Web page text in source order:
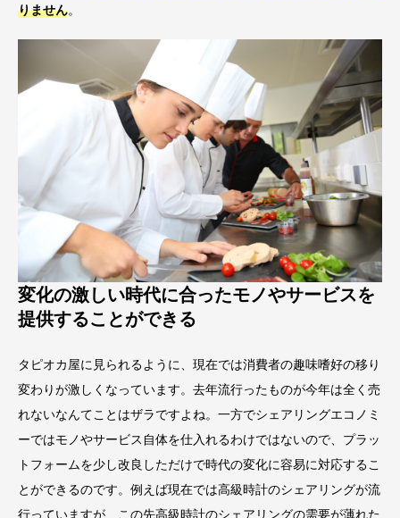
りません。
変化の激しい時代に合ったモノやサービスを
提供することができる
タピオカ屋に見られるように、現在では消費者の趣味嗜好の移り
変わりが激しくなっています。去年流行ったものが今年は全く売
れないなんてことはザラですよね。一方でシェアリングエコノミ
ーではモノやサービス自体を仕入れるわけではないので、プラッ
トフォームを少し改良しただけで時代の変化に容易に対応するこ
とができるのです。例えば現在では高級時計のシェアリングが流
行っていますが、この先高級時計のシェアリングの需要が薄れた